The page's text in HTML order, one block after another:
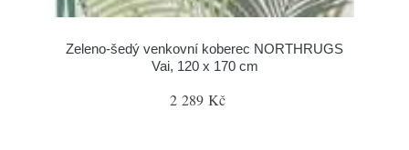
Zeleno-šedý venkovní koberec NORTHRUGS
Vai, 120 x 170 cm
2 289 Kč